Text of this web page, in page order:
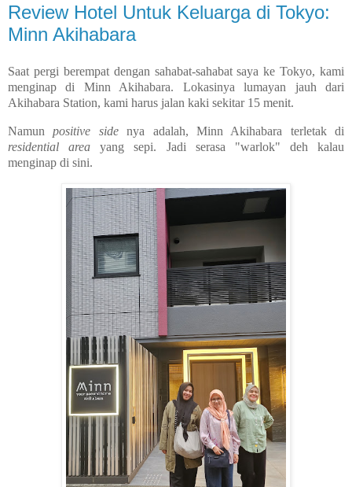
Review Hotel Untuk Keluarga di Tokyo:
Minn Akihabara
Saat pergi berempat dengan sahabat-sahabat saya ke Tokyo, kami
menginap di Minn Akihabara. Lokasinya lumayan jauh dari
Akihabara Station, kami harus jalan kaki sekitar 15 menit.
Namunpositive sidenya adalah, Minn Akihabara terletak di
residential area yang sepi. Jadi serasa "warlok" deh kalau
menginap di sini.